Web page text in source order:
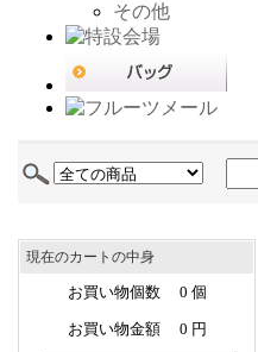
その他
現在のカートの中身
お買い物個数 0 個
お買い物金額 0 円